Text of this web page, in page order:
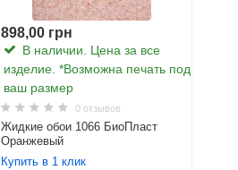
898,00 грн
В наличии. Цена за все
изделие. *Возможна печать под
ваш размер
0 отзывов
Жидкие обои 1066 БиоПласт
Оранжевый
Купить в 1 клик